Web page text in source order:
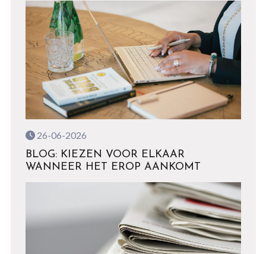
26-06-2026
BLOG: KIEZEN VOOR ELKAAR
WANNEER HET EROP AANKOMT